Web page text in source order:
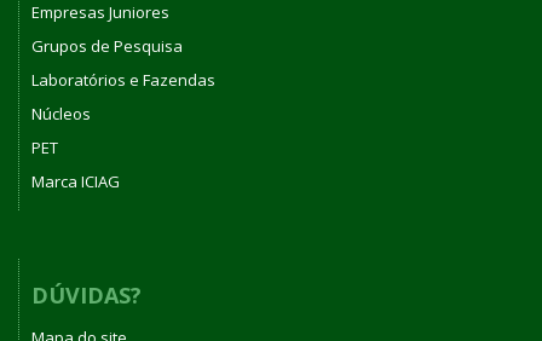
Empresas Juniores
Grupos de Pesquisa
Laboratórios e Fazendas
Núcleos
PET
Marca ICIAG
DÚVIDAS?